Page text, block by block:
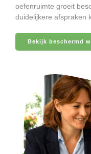
oefenruimte groeit
duidelijkere afspraken
Bekijk beschermd